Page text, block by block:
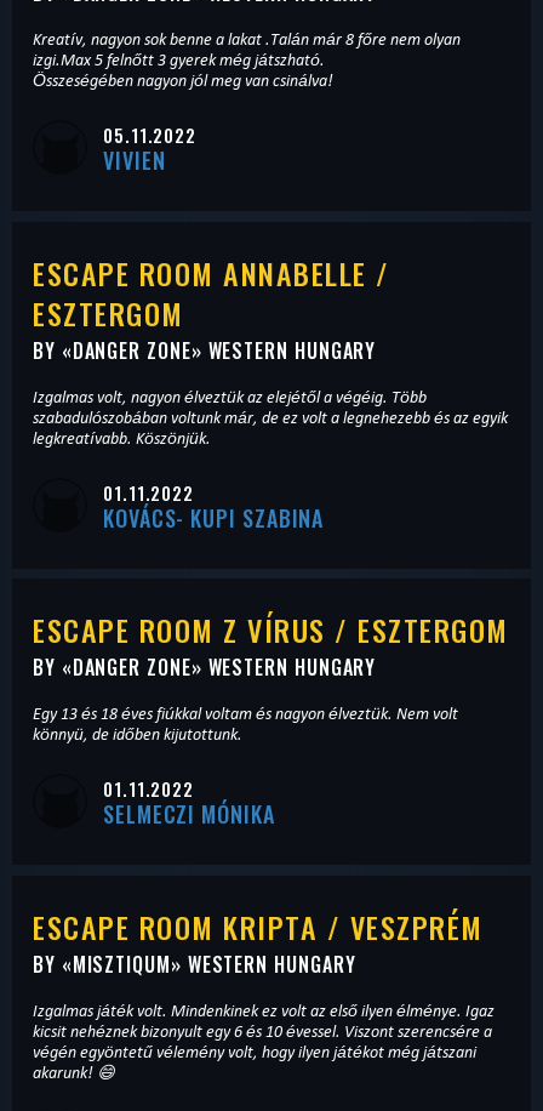
Kreatív, nagyon sok benne a lakat .Talán már 8 főre nem olyan
izgi.Max 5 felnőtt 3 gyerek még játszható.
Összeségében nagyon jól meg van csinálva!
05.11.2022
VIVIEN
ESCAPE ROOM ANNABELLE /
ESZTERGOM
BY «DANGER ZONE» WESTERN HUNGARY
Izgalmas volt, nagyon élveztük az elejétől a végéig. Több
szabadulószobában voltunk már, de ez volt a legnehezebb és az egyik
legkreatívabb. Köszönjük.
01.11.2022
KOVÁCS- KUPI SZABINA
ESCAPE ROOM Z VÍRUS / ESZTERGOM
BY «DANGER ZONE» WESTERN HUNGARY
Egy 13 és 18 éves fiúkkal voltam és nagyon élveztük. Nem volt
könnyü, de időben kijutottunk.
01.11.2022
SELMECZI MÓNIKA
ESCAPE ROOM KRIPTA / VESZPRÉM
BY «MISZTIQUM» WESTERN HUNGARY
Izgalmas játék volt. Mindenkinek ez volt az első ilyen élménye. Igaz
kicsit nehéznek bizonyult egy 6 és 10 évessel. Viszont szerencsére a
végén egyöntetű vélemény volt, hogy ilyen játékot még játszani
akarunk! 😄